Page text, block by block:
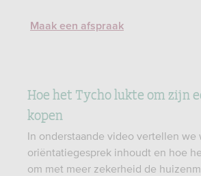
Maak een afspraak
Hoe het Tycho lukte om zijn
kopen
In onderstaande video vertellen we
oriëntatiegesprek inhoudt en hoe
om met meer zekerheid de